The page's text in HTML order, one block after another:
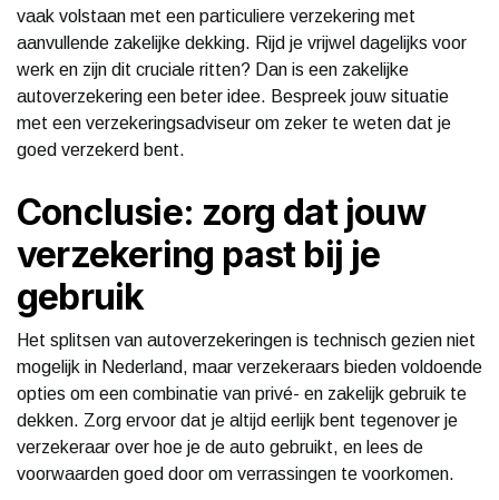
vaak volstaan met een particuliere verzekering met
aanvullende zakelijke dekking. Rijd je vrijwel dagelijks voor
werk en zijn dit cruciale ritten? Dan is een zakelijke
autoverzekering een beter idee. Bespreek jouw situatie
met een verzekeringsadviseur om zeker te weten dat je
goed verzekerd bent.
Conclusie: zorg dat jouw
verzekering past bij je
gebruik
Het splitsen van autoverzekeringen is technisch gezien niet
mogelijk in Nederland, maar verzekeraars bieden voldoende
opties om een combinatie van privé- en zakelijk gebruik te
dekken. Zorg ervoor dat je altijd eerlijk bent tegenover je
verzekeraar over hoe je de auto gebruikt, en lees de
voorwaarden goed door om verrassingen te voorkomen.